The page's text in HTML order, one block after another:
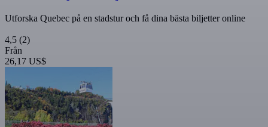
Utforska Quebec på en stadstur och få dina bästa biljetter online
4,5 (2)
Från
26,17 US$